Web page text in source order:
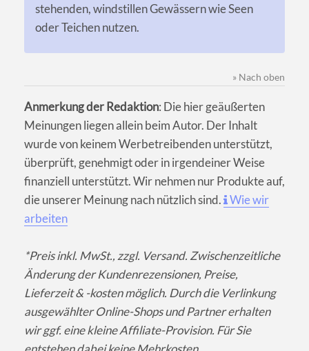
stehenden, windstillen Gewässern wie Seen
oder Teichen nutzen.
» Nach oben
Anmerkung der Redaktion: Die hier geäußerten
Meinungen liegen allein beim Autor. Der Inhalt
wurde von keinem Werbetreibenden unterstützt,
überprüft, genehmigt oder in irgendeiner Weise
finanziell unterstützt. Wir nehmen nur Produkte auf,
die unserer Meinung nach nützlich sind.
Wie wir
arbeiten
*Preis inkl. MwSt., zzgl. Versand. Zwischenzeitliche
Änderung der Kundenrezensionen, Preise,
Lieferzeit & -kosten möglich. Durch die Verlinkung
ausgewählter Online-Shops und Partner erhalten
wir ggf. eine kleine Affiliate-Provision. Für Sie